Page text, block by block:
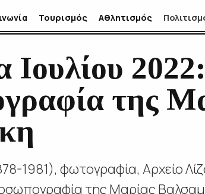
Τουρισμός Αθλητισμός
Ιουλίου
της
1981), φωτογραφία, Αρχείο
της Μαρίας